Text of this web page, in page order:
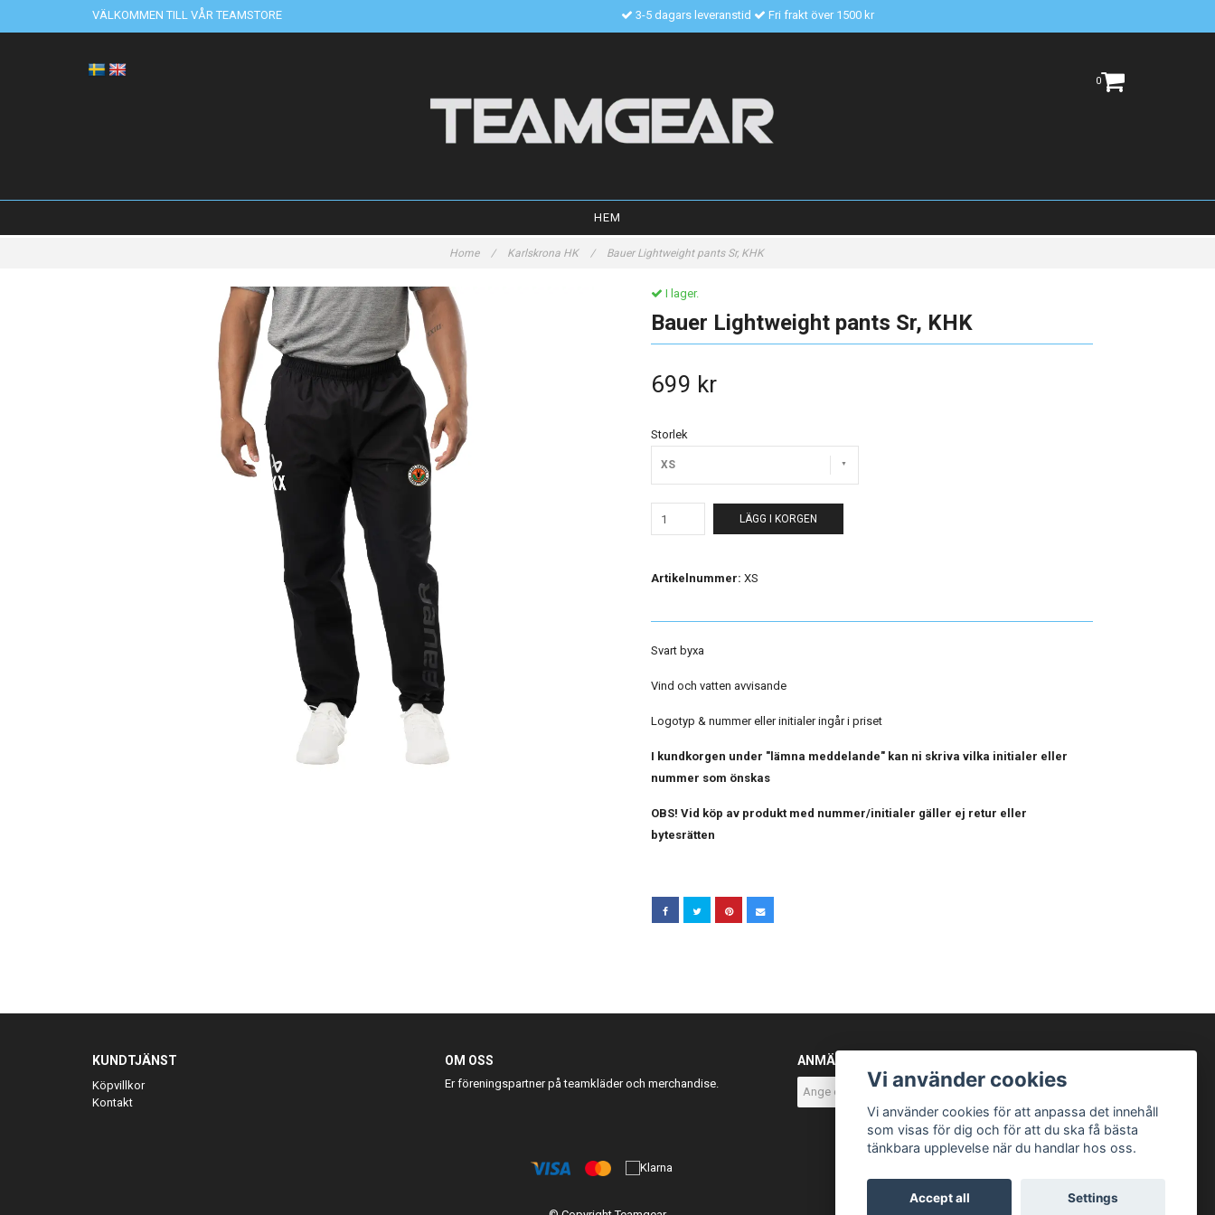
VÄLKOMMEN TILL VÅR TEAMSTORE 3-5 dagars leveranstid Fri frakt över 1500 kr
0
HEM
Home / Karlskrona HK / Bauer Lightweight pants Sr, KHK
I lager.
Bauer Lightweight pants Sr, KHK
699 kr
Storlek
XS
LÄGG I KORGEN
Artikelnummer: XS
Svart byxa
Vind och vatten avvisande
Logotyp & nummer eller initialer ingår i priset
I kundkorgen under "lämna meddelande" kan ni skriva vilka initialer eller
nummer som önskas
OBS! Vid köp av produkt med nummer/initialer gäller ej retur eller
bytesrätten
KUNDTJÄNST
Köpvillkor
Kontakt
OM OSS
Er föreningspartner på teamkläder och merchandise.
ANMÄL DIG TILL VÅRT NYHETSBREV
Prenumerera
Vi använder cookies
Vi använder cookies för att anpassa det innehåll
som visas för dig och för att du ska få bästa
tänkbara upplevelse när du handlar hos oss.
Accept all Settings